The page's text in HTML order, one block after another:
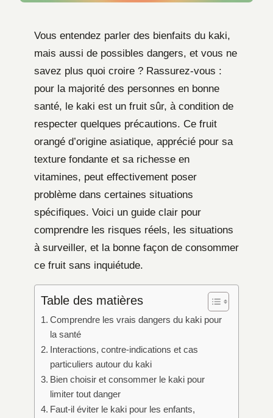
Vous entendez parler des bienfaits du kaki,
mais aussi de possibles dangers, et vous ne
savez plus quoi croire ? Rassurez-vous :
pour la majorité des personnes en bonne
santé, le kaki est un fruit sûr, à condition de
respecter quelques précautions. Ce fruit
orangé d’origine asiatique, apprécié pour sa
texture fondante et sa richesse en
vitamines, peut effectivement poser
problème dans certaines situations
spécifiques. Voici un guide clair pour
comprendre les risques réels, les situations
à surveiller, et la bonne façon de consommer
ce fruit sans inquiétude.
Table des matières
Comprendre les vrais dangers du kaki pour
la santé
Interactions, contre-indications et cas
particuliers autour du kaki
Bien choisir et consommer le kaki pour
limiter tout danger
Faut-il éviter le kaki pour les enfants,